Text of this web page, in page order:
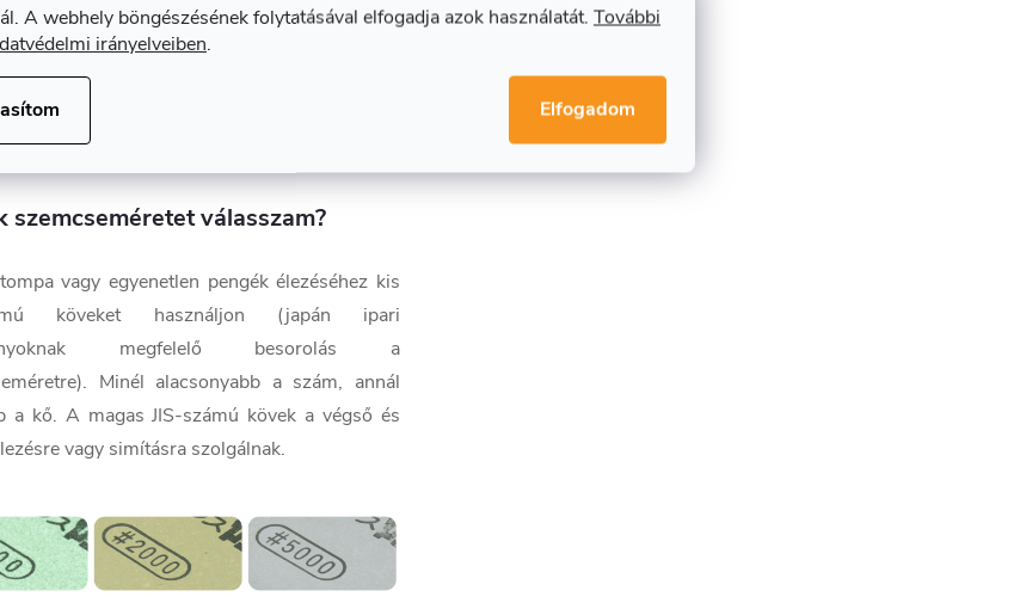
A webhely böngészésének folytatásával elfogadja azok használatát. További
irányelveiben.
Elfogadom
és szilárd szerkezet
használandó
#320-as szemcseméret
élű vésőkhöz és faragókésekhez
szemcseméretet válasszam?
vagy egyenetlen pengék élezéséhez kis
köveket használjon (japán ipari
megfelelő besorolás a
Minél alacsonyabb a szám, annál
a kő. A magas JIS-számú kövek a végső és
vagy simításra szolgálnak.